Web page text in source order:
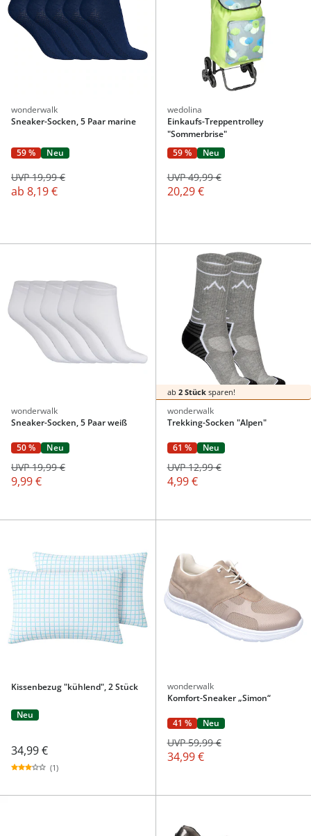
wonderwalk
Sneaker-Socken, 5 Paar marine
59 % Neu
ab 8,19 €
UVP 19,99 €
wedolina
Einkaufs-Treppentrolley
"Sommerbrise"
59 %
Neu
20,29 €
UVP 49,99 €
wonderwalk
Sneaker-Socken, 5 Paar weiß
50 % Neu
9,99 €
UVP 19,99 €
ab 2 Stücksparen!
wonderwalk
Trekking-Socken "Alpen"
61 % Neu
4,99 €
UVP 12,99 €
Kissenbezug "kühlend", 2 Stück
Neu
34,99 €
(1)
wonderwalk
Komfort-Sneaker „Simon“
41 % Neu
34,99 €
UVP 59,99 €